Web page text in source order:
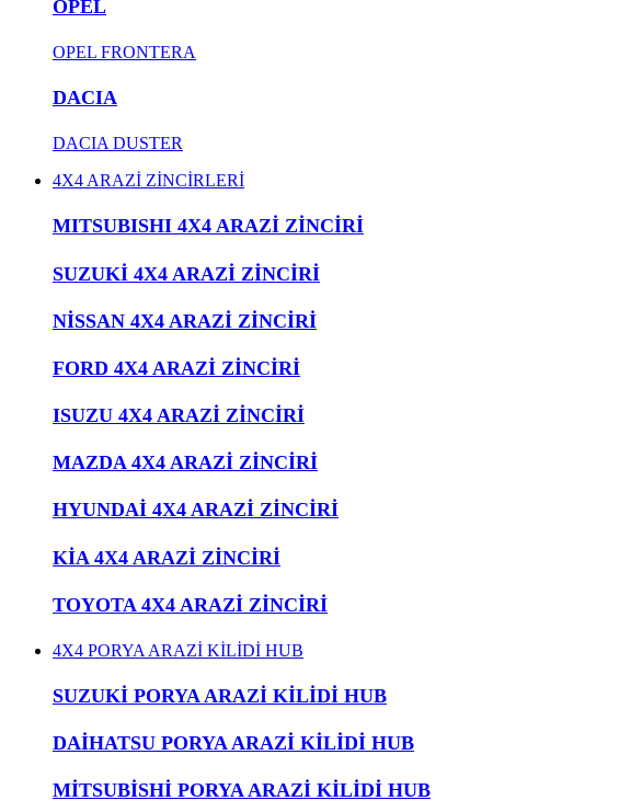
OPEL
OPEL FRONTERA
DACIA
DACIA DUSTER
4X4 ARAZİ ZİNCİRLERİ
MITSUBISHI 4X4 ARAZİ ZİNCİRİ
SUZUKİ 4X4 ARAZİ ZİNCİRİ
NİSSAN 4X4 ARAZİ ZİNCİRİ
FORD 4X4 ARAZİ ZİNCİRİ
ISUZU 4X4 ARAZİ ZİNCİRİ
MAZDA 4X4 ARAZİ ZİNCİRİ
HYUNDAİ 4X4 ARAZİ ZİNCİRİ
KİA 4X4 ARAZİ ZİNCİRİ
TOYOTA 4X4 ARAZİ ZİNCİRİ
4X4 PORYA ARAZİ KİLİDİ HUB
SUZUKİ PORYA ARAZİ KİLİDİ HUB
DAİHATSU PORYA ARAZİ KİLİDİ HUB
MİTSUBİSHİ PORYA ARAZİ KİLİDİ HUB